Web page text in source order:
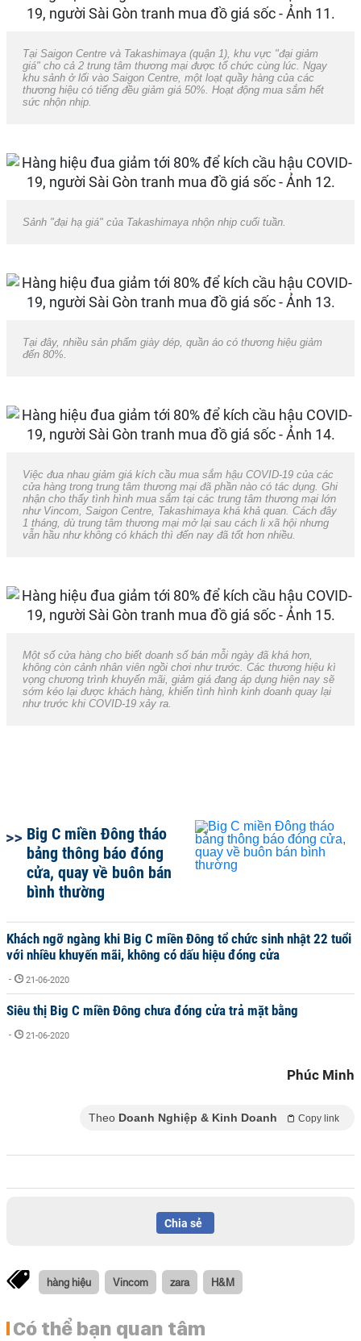
Tại Saigon Centre và Takashimaya (quận 1), khu vực "đại giảm
giá" cho cả 2 trung tâm thương mại được tổ chức cùng lúc. Ngay
khu sảnh ở lối vào Saigon Centre, một loạt quầy hàng của các
thương hiệu có tiếng đều giảm giá 50%. Hoạt động mua sắm hết
sức nhộn nhịp.
Sảnh "đại hạ giá" của Takashimaya nhộn nhịp cuối tuần.
Tại đây, nhiều sản phẩm giày dép, quần áo có thương hiệu giảm
đến 80%.
Việc đua nhau giảm giá kích cầu mua sắm hậu COVID-19 của các
cửa hàng trong trung tâm thương mại đã phần nào có tác dụng. Ghi
nhận cho thấy tình hình mua sắm tại các trung tâm thương mại lớn
như Vincom, Saigon Centre, Takashimaya khá khả quan. Cách đây
1 tháng, dù trung tâm thương mại mở lại sau cách li xã hội nhưng
vẫn hầu như không có khách thì đến nay đã tốt hơn nhiều.
Một số cửa hàng cho biết doanh số bán mỗi ngày đã khá hơn,
không còn cảnh nhân viên ngồi chơi như trước. Các thương hiệu kì
vọng chương trình khuyến mãi, giảm giá đang áp dụng hiện nay sẽ
sớm kéo lại được khách hàng, khiến tình hình kinh doanh quay lại
như trước khi COVID-19 xảy ra.
Big C miền Đông tháo
bảng thông báo đóng
cửa, quay về buôn bán
bình thường
Khách ngỡ ngàng khi Big C miền Đông tổ chức sinh nhật 22 tuổi
với nhiều khuyến mãi, không có dấu hiệu đóng cửa
- 21-06-2020
Siêu thị Big C miền Đông chưa đóng cửa trả mặt bằng
- 21-06-2020
Phúc Minh
Theo Doanh Nghiệp & Kinh Doanh Copy link
Chia sẻ
hàng hiệu Vincom zara H&M
Có thể bạn quan tâm